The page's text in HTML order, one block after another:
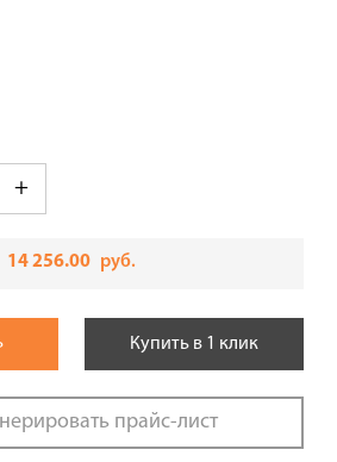
14 256.00руб.
Купить в 1 клик
прайс-лист